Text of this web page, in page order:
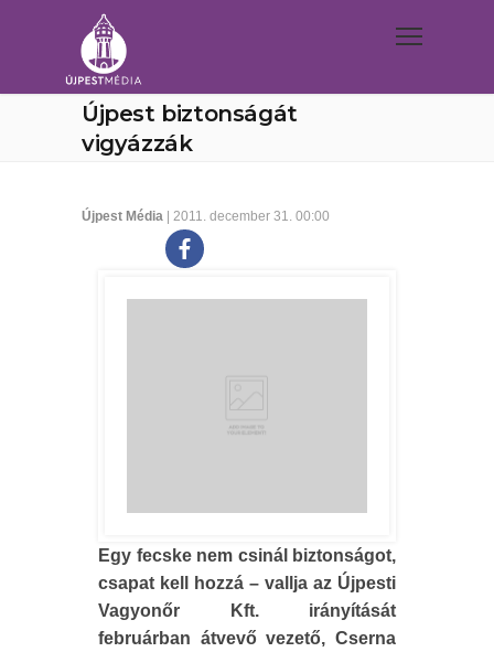
Újpest biztonságát
vigyázzák
Újpest Média | 2011. december 31. 00:00
Egy fecske nem csinál biztonságot,
csapat kell hozzá – vallja az Újpesti
Vagyonőr Kft. irányítását
februárban átvevő vezető, Cserna